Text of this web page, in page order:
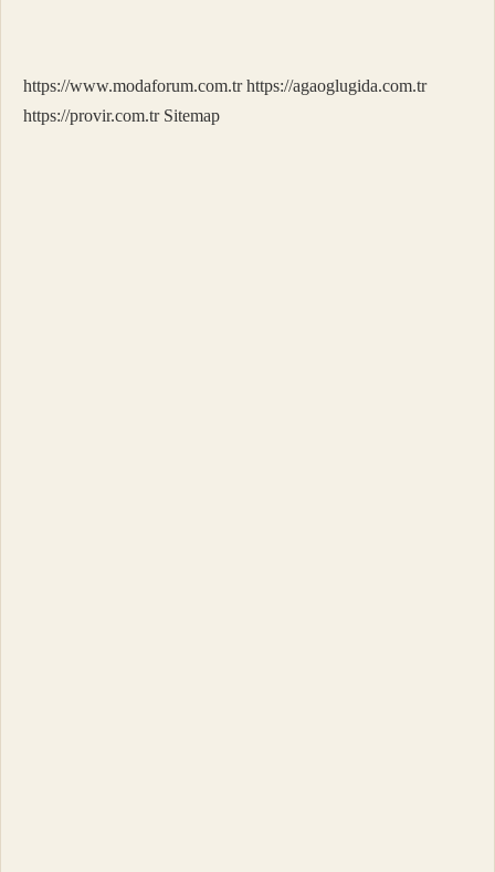
https://www.modaforum.com.tr https://agaoglugida.com.tr
https://provir.com.tr Sitemap